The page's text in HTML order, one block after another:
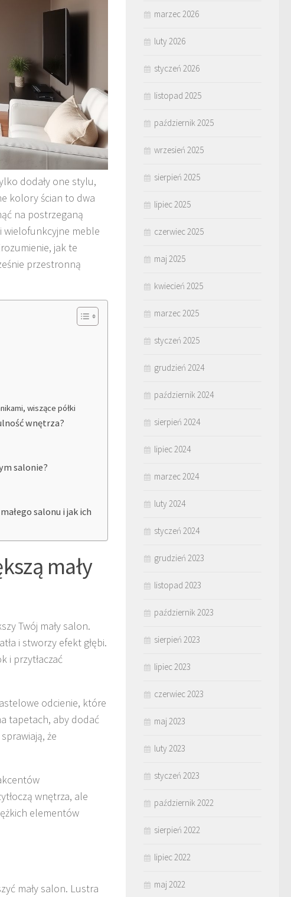
dodały one stylu,
kolory ścian to dwa
na postrzeganą
wielofunkcyjne meble
jak te
przestronną
wiszące półki
wnętrza?
salonie?
salonu i jak ich
mały
Twój mały salon.
i stworzy efekt głębi.
i przytłaczać
odcienie, które
tapetach, aby dodać
że
wnętrza, ale
elementów
mały salon. Lustra
marzec 2026
luty 2026
styczeń 2026
listopad 2025
październik 2025
wrzesień 2025
sierpień 2025
lipiec 2025
czerwiec 2025
maj 2025
kwiecień 2025
marzec 2025
styczeń 2025
grudzień 2024
październik 2024
sierpień 2024
lipiec 2024
marzec 2024
luty 2024
styczeń 2024
grudzień 2023
listopad 2023
październik 2023
sierpień 2023
lipiec 2023
czerwiec 2023
maj 2023
luty 2023
styczeń 2023
październik 2022
sierpień 2022
lipiec 2022
maj 2022